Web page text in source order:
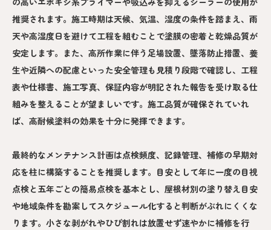
推奨されます。施工時期は天候、気温、湿度の条件を踏まえ、雨
天や高湿度日を避けて工程を組むことで塗膜の密着と乾燥品質が
安定します。また、高所作業に伴う足場設置、墜落防止措置、養
生や近隣への配慮といった安全管理も見積り段階で確認し、工程
表や仕様書、施工写真、保証内容が明記された報告を受け取る仕
組みを整えることが望ましいです。施工品質が確保されていれ
ば、高耐候塗料の効果を十分に発揮できます。
最終的なメンテナンス計画は点検頻度、記録管理、補修の早期対
応を柱に構築することを推奨します。目安として年に一度の目視
点検と五年ごとの簡易点検を基本とし、屋根材別の塗り替え目安
や地域条件を勘案してスケジュール化すると判断がぶれにくくな
ります。小さな剥がれやひび割れは放置せず速やかに補修を行